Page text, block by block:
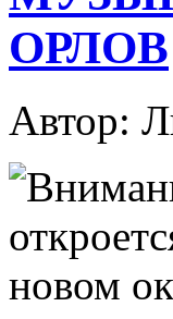
ОРЛОВ
Автор: